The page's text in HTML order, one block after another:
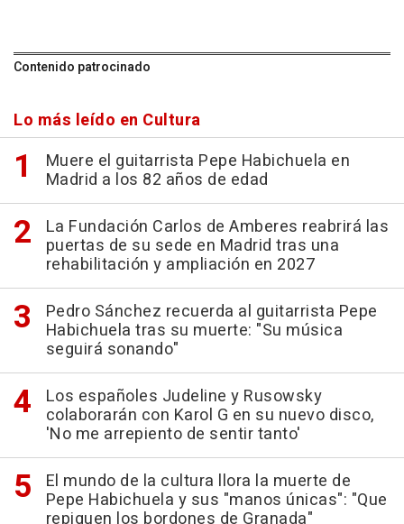
Contenido patrocinado
Lo más leído en Cultura
Muere el guitarrista Pepe Habichuela en
Madrid a los 82 años de edad
La Fundación Carlos de Amberes reabrirá las
puertas de su sede en Madrid tras una
rehabilitación y ampliación en 2027
Pedro Sánchez recuerda al guitarrista Pepe
Habichuela tras su muerte: "Su música
seguirá sonando"
Los españoles Judeline y Rusowsky
colaborarán con Karol G en su nuevo disco,
'No me arrepiento de sentir tanto'
El mundo de la cultura llora la muerte de
Pepe Habichuela y sus "manos únicas": "Que